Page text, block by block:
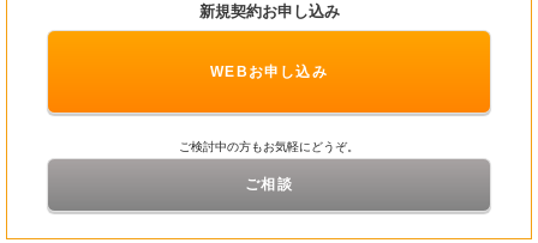
新規契約お申し込み
WEBお申し込み
ご検討中の方もお気軽にどうぞ。
ご相談